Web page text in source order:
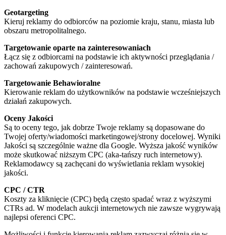
Geotargeting
Kieruj reklamy do odbiorców na poziomie kraju, stanu, miasta lub
obszaru metropolitalnego.
Targetowanie oparte na zainteresowaniach
Łącz się z odbiorcami na podstawie ich aktywności przeglądania /
zachowań zakupowych / zainteresowań.
Targetowanie Behawioralne
Kierowanie reklam do użytkowników na podstawie wcześniejszych
działań zakupowych.
Oceny Jakości
Są to oceny tego, jak dobrze Twoje reklamy są dopasowane do
Twojej oferty/wiadomości marketingowej/strony docelowej. Wyniki
Jakości są szczególnie ważne dla Google. Wyższa jakość wyników
może skutkować niższym CPC (aka-tańszy ruch internetowy).
Reklamodawcy są zachęcani do wyświetlania reklam wysokiej
jakości.
CPC / CTR
Koszty za kliknięcie (CPC) będą często spadać wraz z wyższymi
CTRs ad. W modelach aukcji internetowych nie zawsze wygrywają
najlepsi oferenci CPC.